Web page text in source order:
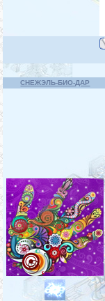
СНЕЖЭЛЬ-БИО-ДАР